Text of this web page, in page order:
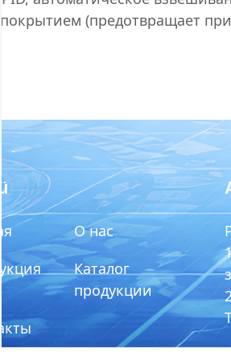
(предотвращает
О нас
Каталог
продукции